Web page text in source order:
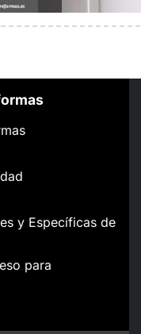
y Específicas de
para